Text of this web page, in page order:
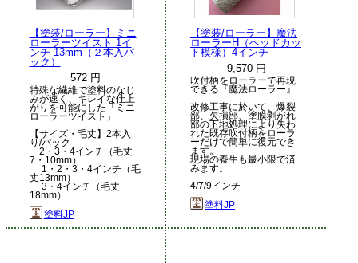
【塗装/ローラー】ミニ
ローラーツイスト 1イ
ンチ 13mm（２本入パ
ック）
572 円
特殊な繊維で塗料のなじ
みが速く、キレイな仕上
がりを可能にした「ミニ
ローラーツイスト」
【サイズ・毛丈】2本入
り/パック
2・3・4インチ（毛丈
7・10mm）
1・2・3・4インチ（毛
丈13mm）
3・4インチ（毛丈
18mm）
塗料JP
【塗装/ローラー】魔法
ローラーH（ヘッドカッ
ト模様）4インチ
9,570 円
吹付柄をローラーで再現
できる『魔法ローラー』
改修工事に於いて、爆裂
部、欠損部、塗膜剥がれ
部の下地処理により失わ
れた既存吹付柄をローラ
ーだけで簡単に復元でき
ます。
現場の養生も最小限で済
みます。
4/7/9インチ
塗料JP